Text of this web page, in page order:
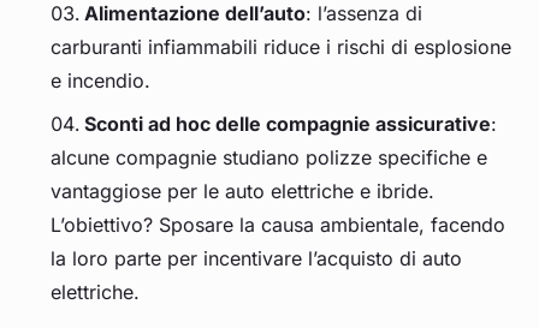
Alimentazione dell’auto: l’assenza di
carburanti infiammabili riduce i rischi di esplosione
e incendio.
Sconti ad hoc delle compagnie assicurative:
alcune compagnie studiano polizze specifiche e
vantaggiose per le auto elettriche e ibride.
L’obiettivo? Sposare la causa ambientale, facendo
la loro parte per incentivare l’acquisto di auto
elettriche.